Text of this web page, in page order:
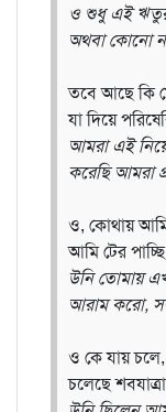
ও শুধু এই ঋতুর
অথবা কোনো
তবে আছে কি
যা দিয়ে
আমরা এই
করেছি আমরা
ও, কোথায় আমি
আমি টের
উনি তোমায়
আরাম করো,
ও কে যায় চলে,
চলেছে